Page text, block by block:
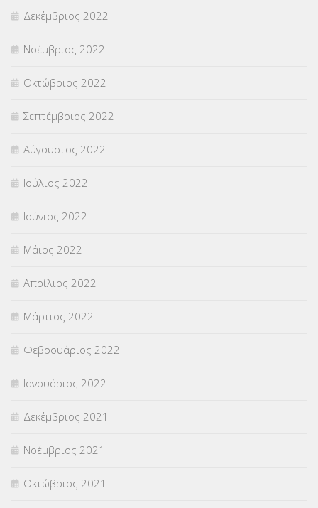
Δεκέμβριος 2022
Νοέμβριος 2022
Οκτώβριος 2022
Σεπτέμβριος 2022
Αύγουστος 2022
Ιούλιος 2022
Ιούνιος 2022
Μάιος 2022
Απρίλιος 2022
Μάρτιος 2022
Φεβρουάριος 2022
Ιανουάριος 2022
Δεκέμβριος 2021
Νοέμβριος 2021
Οκτώβριος 2021